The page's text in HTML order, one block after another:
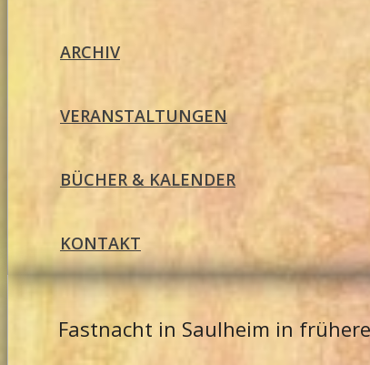
ARCHIV
VERANSTALTUNGEN
BÜCHER & KALENDER
KONTAKT
Fastnacht in Saulheim in